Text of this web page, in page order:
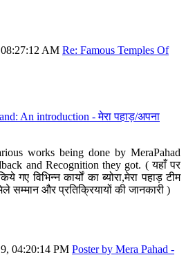
AM Re: Famous Temples Of
An introduction - मेरा पहाड़/अपना
works being done by MeraPahad
and Recognition they got. ( यहाँ पर
गए विभिन्न कार्यों का ब्योरा,मेरा पहाड़ टीम
सम्मान और प्रतिक्रियायों की जानकारी )
04:20:14 PM Poster by Mera Pahad -